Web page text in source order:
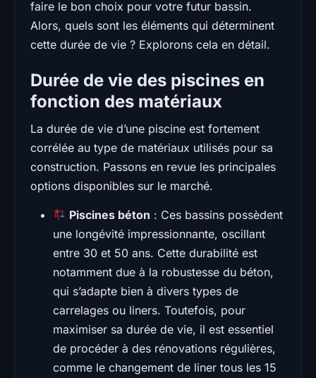
faire le bon choix pour votre futur bassin.
Alors, quels sont les éléments qui déterminent
cette durée de vie ? Explorons cela en détail.
Durée de vie des piscines en
fonction des matériaux
La durée de vie d’une piscine est fortement
corrélée au type de matériaux utilisés pour sa
construction. Passons en revue les principales
options disponibles sur le marché.
Piscines béton : Ces bassins possèdent
une longévité impressionnante, oscillant
entre 30 et 50 ans. Cette durabilité est
notamment due à la robustesse du béton,
qui s’adapte bien à divers types de
carrelages ou liners. Toutefois, pour
maximiser sa durée de vie, il est essentiel
de procéder à des rénovations régulières,
comme le changement de liner tous les 15